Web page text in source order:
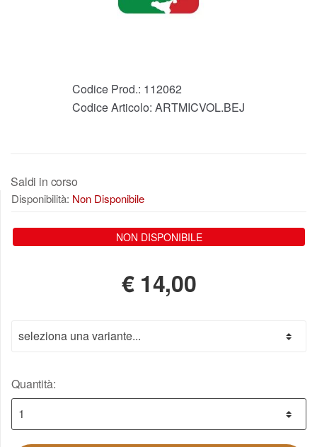
Codice Prod.: 112062
Codice Articolo: ARTMICVOL.BEJ
Saldi in corso
Disponibilità: Non Disponibile
NON DISPONIBILE
€ 14,00
Quantità: